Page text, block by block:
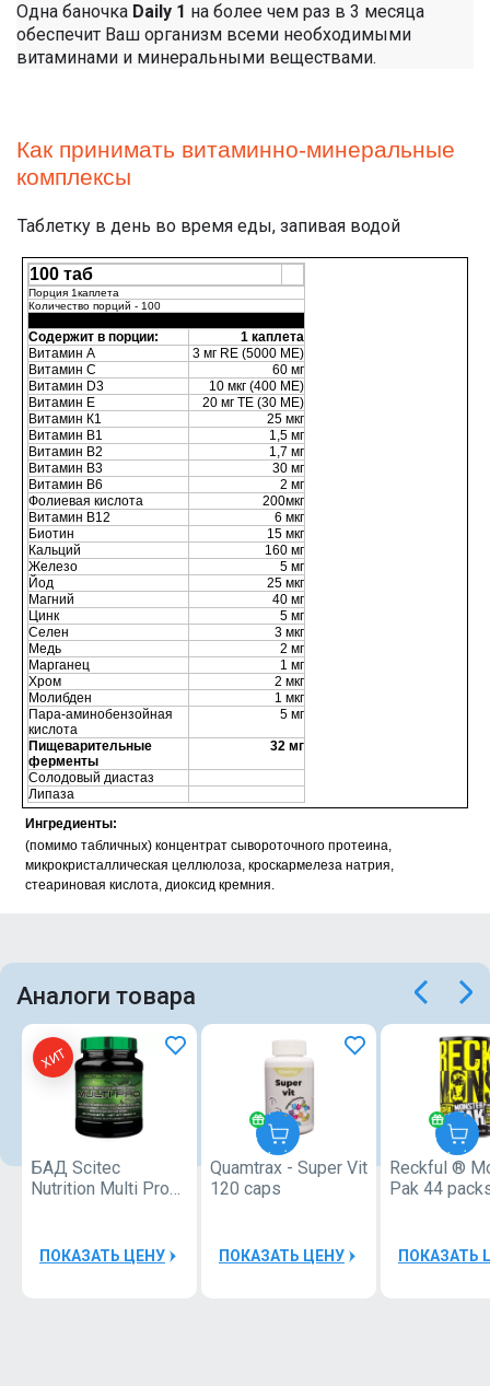
Одна баночка Daily 1 на более чем раз в 3 месяца
обеспечит Ваш организм всеми необходимыми
витаминами и минеральными веществами.
Как принимать витаминно-минеральные
комплексы
Таблетку в день во время еды, запивая водой
100 таб
Порция 1каплета
Количество порций - 100
Содержит в порции:
1 каплета
Витамин А
3 мг RE (5000 МЕ)
Витамин С
60 мг
Витамин D3
10 мкг (400 ME)
Витамин Е
20 мг ТЕ (30 МЕ)
Витамин К1
25 мкг
Витамин В1
1,5 мг
Витамин В2
1,7 мг
Витамин В3
30 мг
Витамин В6
2 мг
Фолиевая кислота
200мкг
Витамин В12
6 мкг
Биотин
15 мкг
Кальций
160 мг
Железо
5 мг
Йод
25 мкг
Магний
40 мг
Цинк
5 мг
Селен
3 мкг
Медь
2 мг
Марганец
1 мг
Хром
2 мкг
Молибден
1 мкг
Пара-аминобензойная
кислота
5 мг
Пищеварительные
ферменты
32 мг
Солодовый диастаз
Липаза
Ингредиенты:
(помимо табличных) концентрат сывороточного протеина,
микрокристаллическая целлюлоза, кроскармелеза натрия,
стеариновая кислота, диоксид кремния.
Аналоги товара
ХИТ
БАД Scitec
Nutrition Multi Pro
ПОКАЗАТЬ ЦЕНУ
Quamtrax
Quamtrax - Super Vit
120 caps
ПОКАЗАТЬ ЦЕНУ
Reckful ®
Pak 44
ПОКАЗАТЬ